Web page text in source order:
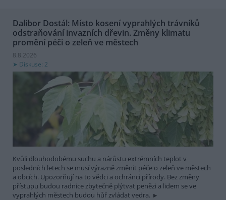
Dalibor Dostál: Místo kosení vyprahlých trávníků
odstraňování invazních dřevin. Změny klimatu
promění péči o zeleň ve městech
8.8.2026
Diskuse: 2
Kvůli dlouhodobému suchu a nárůstu extrémních teplot v
posledních letech se musí výrazně změnit péče o zeleň ve městech
a obcích. Upozorňují na to vědci a ochránci přírody. Bez změny
přístupu budou radnice zbytečně plýtvat penězi a lidem se ve
vyprahlých městech budou hůř zvládat vedra.